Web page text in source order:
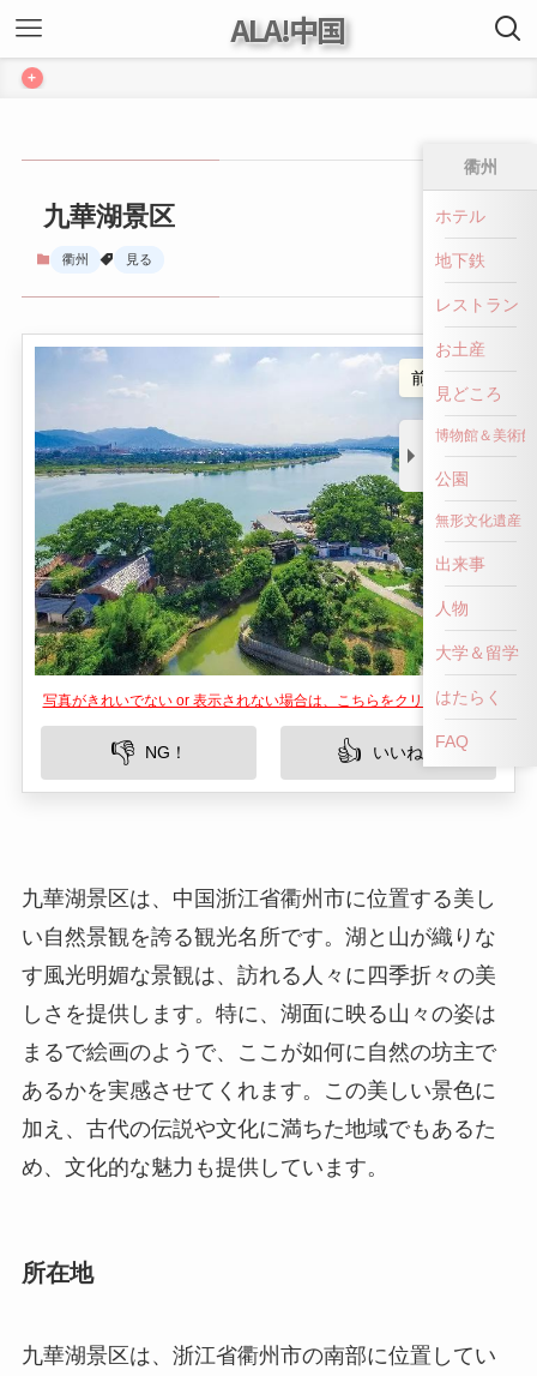
ALA!中国
+
九華湖景区
衢州 見る
前へ戻る
写真がきれいでない or 表示されない場合は、こちらをクリックして！
👎 NG！ 👍 いいね！
九華湖景区は、中国浙江省衢州市に位置する美し
い自然景観を誇る観光名所です。湖と山が織りな
す風光明媚な景観は、訪れる人々に四季折々の美
しさを提供します。特に、湖面に映る山々の姿は
まるで絵画のようで、ここが如何に自然の坊主で
あるかを実感させてくれます。この美しい景色に
加え、古代の伝説や文化に満ちた地域でもあるた
め、文化的な魅力も提供しています。
所在地
九華湖景区は、浙江省衢州市の南部に位置してい
衢州
ホテル
地下鉄
レストラン
お土産
見どころ
博物館＆美術館
公園
無形文化遺産
出来事
人物
大学＆留学
はたらく
FAQ